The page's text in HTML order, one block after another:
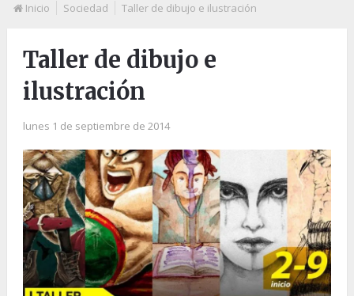
Inicio Sociedad Taller de dibujo e ilustración
Taller de dibujo e
ilustración
lunes 1 de septiembre de 2014